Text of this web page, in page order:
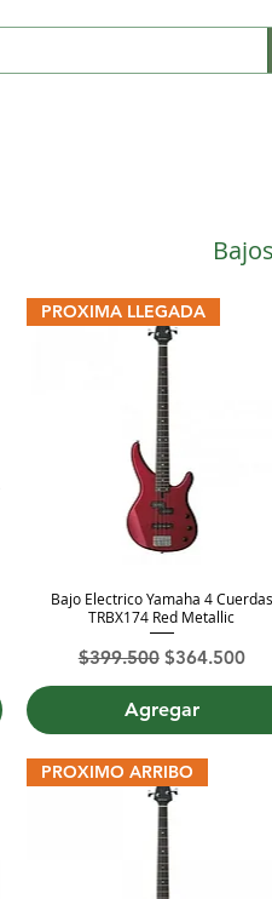
Bajos
Vista rápida
PROXIMA LLEGADA
Bajo Electrico Yamaha 4 Cuerdas
TRBX174 Red Metallic
Precio
$399.500 Precio de
$364.500
Agregar
PROXIMO ARRIBO